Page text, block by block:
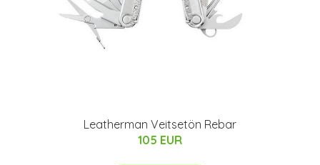
Leatherman Veitsetön Rebar
105 EUR